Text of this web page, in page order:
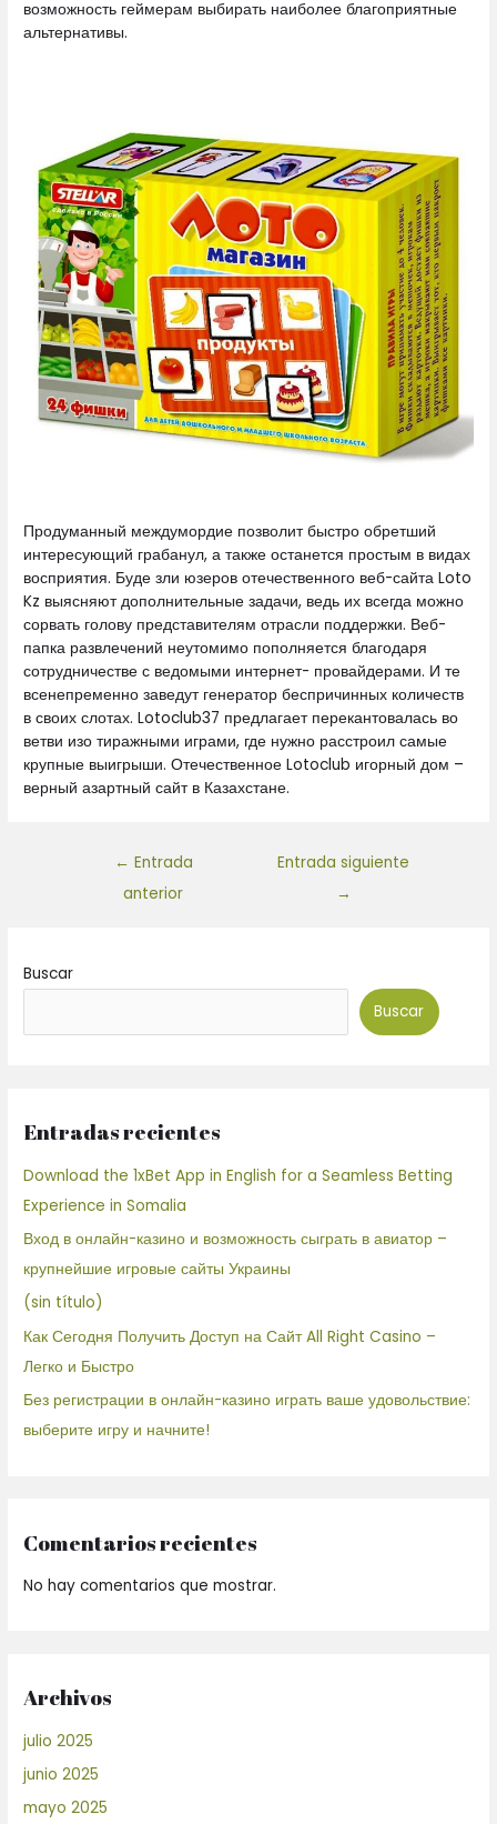
возможность геймерам выбирать наиболее благоприятные
альтернативы.
Продуманный междумордие позволит быстро обретший
интересующий грабанул, а также останется простым в видах
восприятия. Буде зли юзеров отечественного веб-сайта Loto
Kz выясняют дополнительные задачи, ведь их всегда можно
сорвать голову представителям отрасли поддержки. Веб-
папка развлечений неутомимо пополняется благодаря
сотрудничестве с ведомыми интернет- провайдерами. И те
всенепременно заведут генератор беспричинных количеств
в своих слотах. Lotoclub37 предлагает перекантовалась во
ветви изо тиражными играми, где нужно расстроил самые
крупные выигрыши. Отечественное Lotoclub игорный дом –
верный азартный сайт в Казахстане.
← Entrada
anterior
Entrada siguiente
→
Buscar
Buscar
Entradas recientes
Download the 1xBet App in English for a Seamless Betting
Experience in Somalia
Вход в онлайн-казино и возможность сыграть в авиатор –
крупнейшие игровые сайты Украины
(sin título)
Как Сегодня Получить Доступ на Сайт All Right Casino –
Легко и Быстро
Без регистрации в онлайн-казино играть ваше удовольствие:
выберите игру и начните!
Comentarios recientes
No hay comentarios que mostrar.
Archivos
julio 2025
junio 2025
mayo 2025